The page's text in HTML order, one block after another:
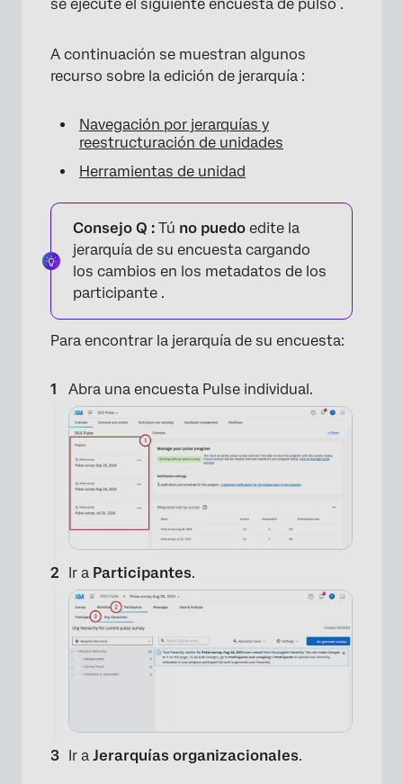
se ejecute el siguiente encuesta de pulso .
A continuación se muestran algunos
recurso sobre la edición de jerarquía :
Navegación por jerarquías y
reestructuración de unidades
Herramientas de unidad
Consejo Q : Tú no puedo edite la
jerarquía de su encuesta cargando
los cambios en los metadatos de los
participante .
Para encontrar la jerarquía de su encuesta:
Abra una encuesta Pulse individual.
Ir a Participantes.
Ir a Jerarquías organizacionales.